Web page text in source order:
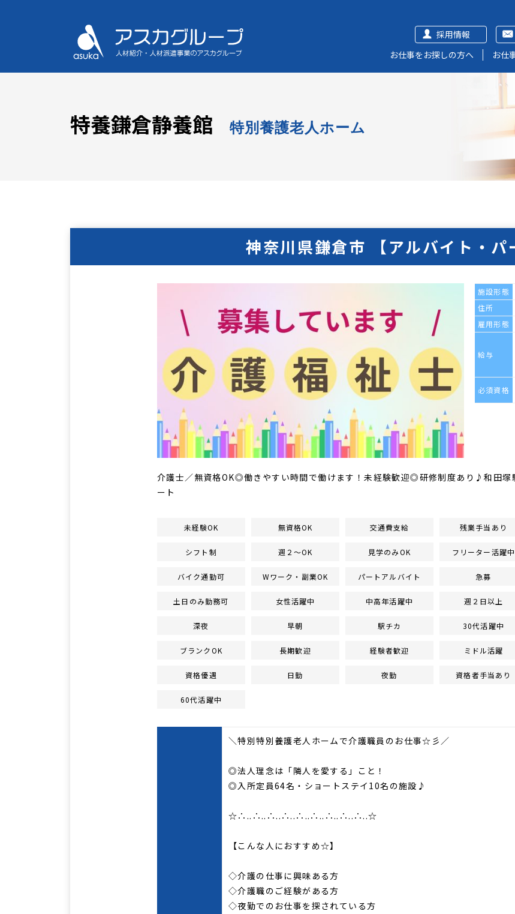
採用情報
お仕事をお探しの方へ
お仕
特養鎌倉静養館 特別養護老人ホーム
神奈川県鎌倉市 【アルバイト・パ
施設形態
住所
雇用形態
給与
必須資格
介護士／無資格OK◎働きやすい時間で働けます！未経験歓迎◎研修制度あり♪和田
ート
未経験OK 無資格OK 交通費支給 残業手当あり
シフト制 週２～OK 見学のみOK フリーター活躍中
バイク通勤可 Wワーク・副業OK パートアルバイト 急募
土日のみ勤務可 女性活躍中 中高年活躍中 週２日以上
深夜 早朝 駅チカ 30代活躍中
ブランクOK 長期歓迎 経験者歓迎 ミドル活躍
資格優遇 日勤 夜勤 資格者手当あり
60代活躍中
＼特別特別養護老人ホームで介護職員のお仕事☆彡／
◎法人理念は「隣人を愛する」こと！
◎入所定員64名・ショートステイ10名の施設♪
☆∴..∴..∴..∴..∴..∴..∴..∴..∴..☆
【こんな人におすすめ☆】
◇介護の仕事に興味ある方
◇介護職のご経験がある方
◇夜勤でのお仕事を探されている方